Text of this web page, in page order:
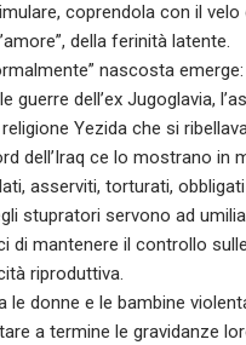
coprendola con il velo
della ferinità latente.
nascosta
guerre dell’ex Jugoglavia,
Yezida che si
dell’Iraq ce lo mostrano in
asserviti, torturati,
stupratori servono ad
di mantenere il controllo
riproduttiva.
le donne e le bambine
a termine le gravidanze